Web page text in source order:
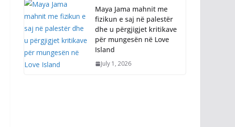
Maya Jama mahnit me
fizikun e saj në palestër
dhe u përgjigjet kritikave
për mungesën në Love
Island
July 1, 2026